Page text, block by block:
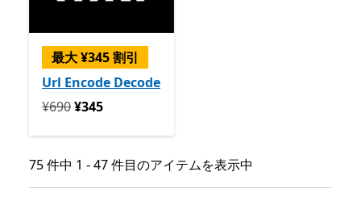
最大 ¥345 割引
Url Encode Decode
定価 ¥690 今すぐ ¥345
¥690¥345
75 件中 1 - 47 件目のアイテムを表示中
75 件中 1 - 47 件目のアイテムを表示中